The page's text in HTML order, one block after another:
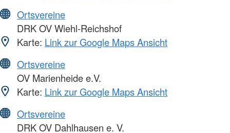
Ortsvereine
DRK OV Wiehl-Reichshof
Karte: Link zur Google Maps Ansicht
Ortsvereine
OV Marienheide e.V.
Karte: Link zur Google Maps Ansicht
Ortsvereine
DRK OV Dahlhausen e. V.